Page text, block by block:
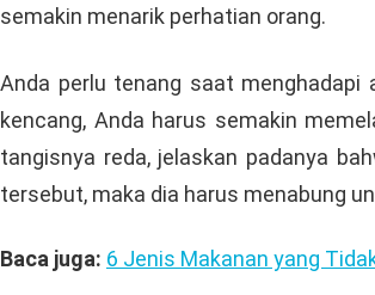
semakin menarik perhatian orang.
Anda perlu tenang saat menghadapi
kencang, Anda harus semakin
tangisnya reda, jelaskan padanya
tersebut, maka dia harus menabung
Baca juga: 6 Jenis Makanan yang